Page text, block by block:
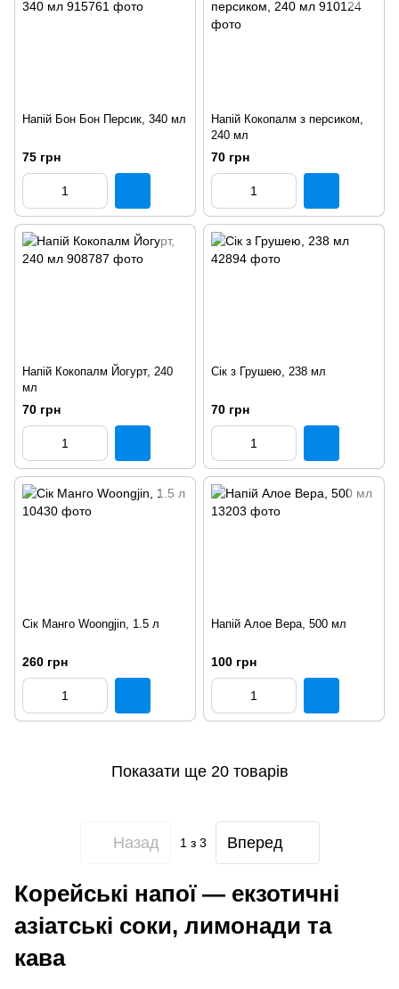
Напій Бон Бон Персик, 340 мл
75 грн
Напій Кокопалм з персиком,
240 мл
70 грн
Напій Кокопалм Йогурт, 240
мл
70 грн
Сік з Грушею, 238 мл
70 грн
Cік Манго Woongjin, 1.5 л
260 грн
Напій Алое Вера, 500 мл
100 грн
Показати ще 20 товарів
Назад 1з 3 Вперед
Корейські напої — екзотичні
азіатські соки, лимонади та
кава